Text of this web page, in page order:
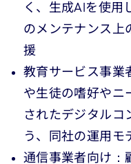
く、生成AIを使用
のメンテナンス上
援
教育サービス事業
や生徒の嗜好やニ
されたデジタルコ
う、同社の運用モ
通信事業者向け：